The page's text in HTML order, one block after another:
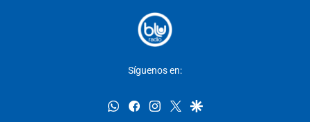
Síguenos en:
whatsappfacebookinstagram
twittergoogle